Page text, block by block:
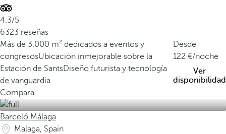
4.3/5
6323 reseñas
Más de 3.000 m² dedicados a eventos y
congresosUbicación inmejorable sobre la
Estación de SantsDiseño futurista y tecnología
de vanguardia
Desde
122
/noche
Ver
disponibilidad
Compara
Barceló Málaga
Malaga, Spain